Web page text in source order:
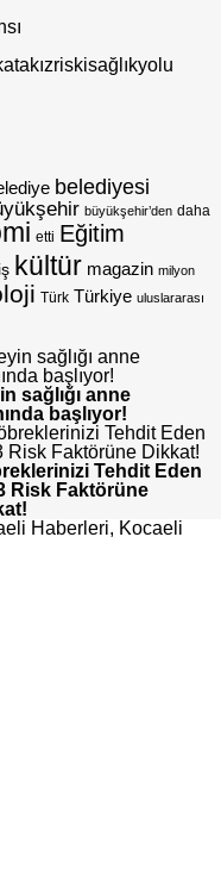
kızriskisağlıkyolu
belediyesi
büyükşehir’den daha
etti Eğitim
iş kültür magazin milyon
Türk Türkiye uluslararası
sağlığı anne
başlıyor!
Tehdit Eden
Risk Faktörüne